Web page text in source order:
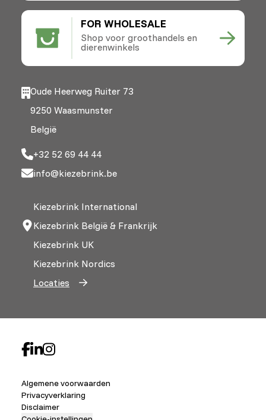
FOR WHOLESALE
Shop voor groothandels en
dierenwinkels
Oude Heerweg Ruiter 73
9250 Waasmunster
België
+32 52 69 44 44
info@kiezebrink.be
Kiezebrink International
Kiezebrink België & Frankrijk
Kiezebrink UK
Kiezebrink Nordics
Locaties
Algemene voorwaarden
Privacyverklaring
Disclaimer